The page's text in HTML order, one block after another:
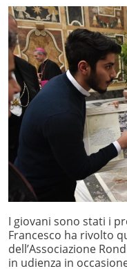
I giovani sono stati i
Francesco ha rivolto
dell’Associazione
in udienza in